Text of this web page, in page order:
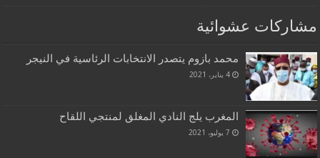
مشاركات عشوائية
محمد بازوم يتصدر الانتخابات الرئاسية في النيجر
4 يناير، 2021
المغرب يلج النادي المغلق لمنتجي اللقاح
7 يوليو، 2021